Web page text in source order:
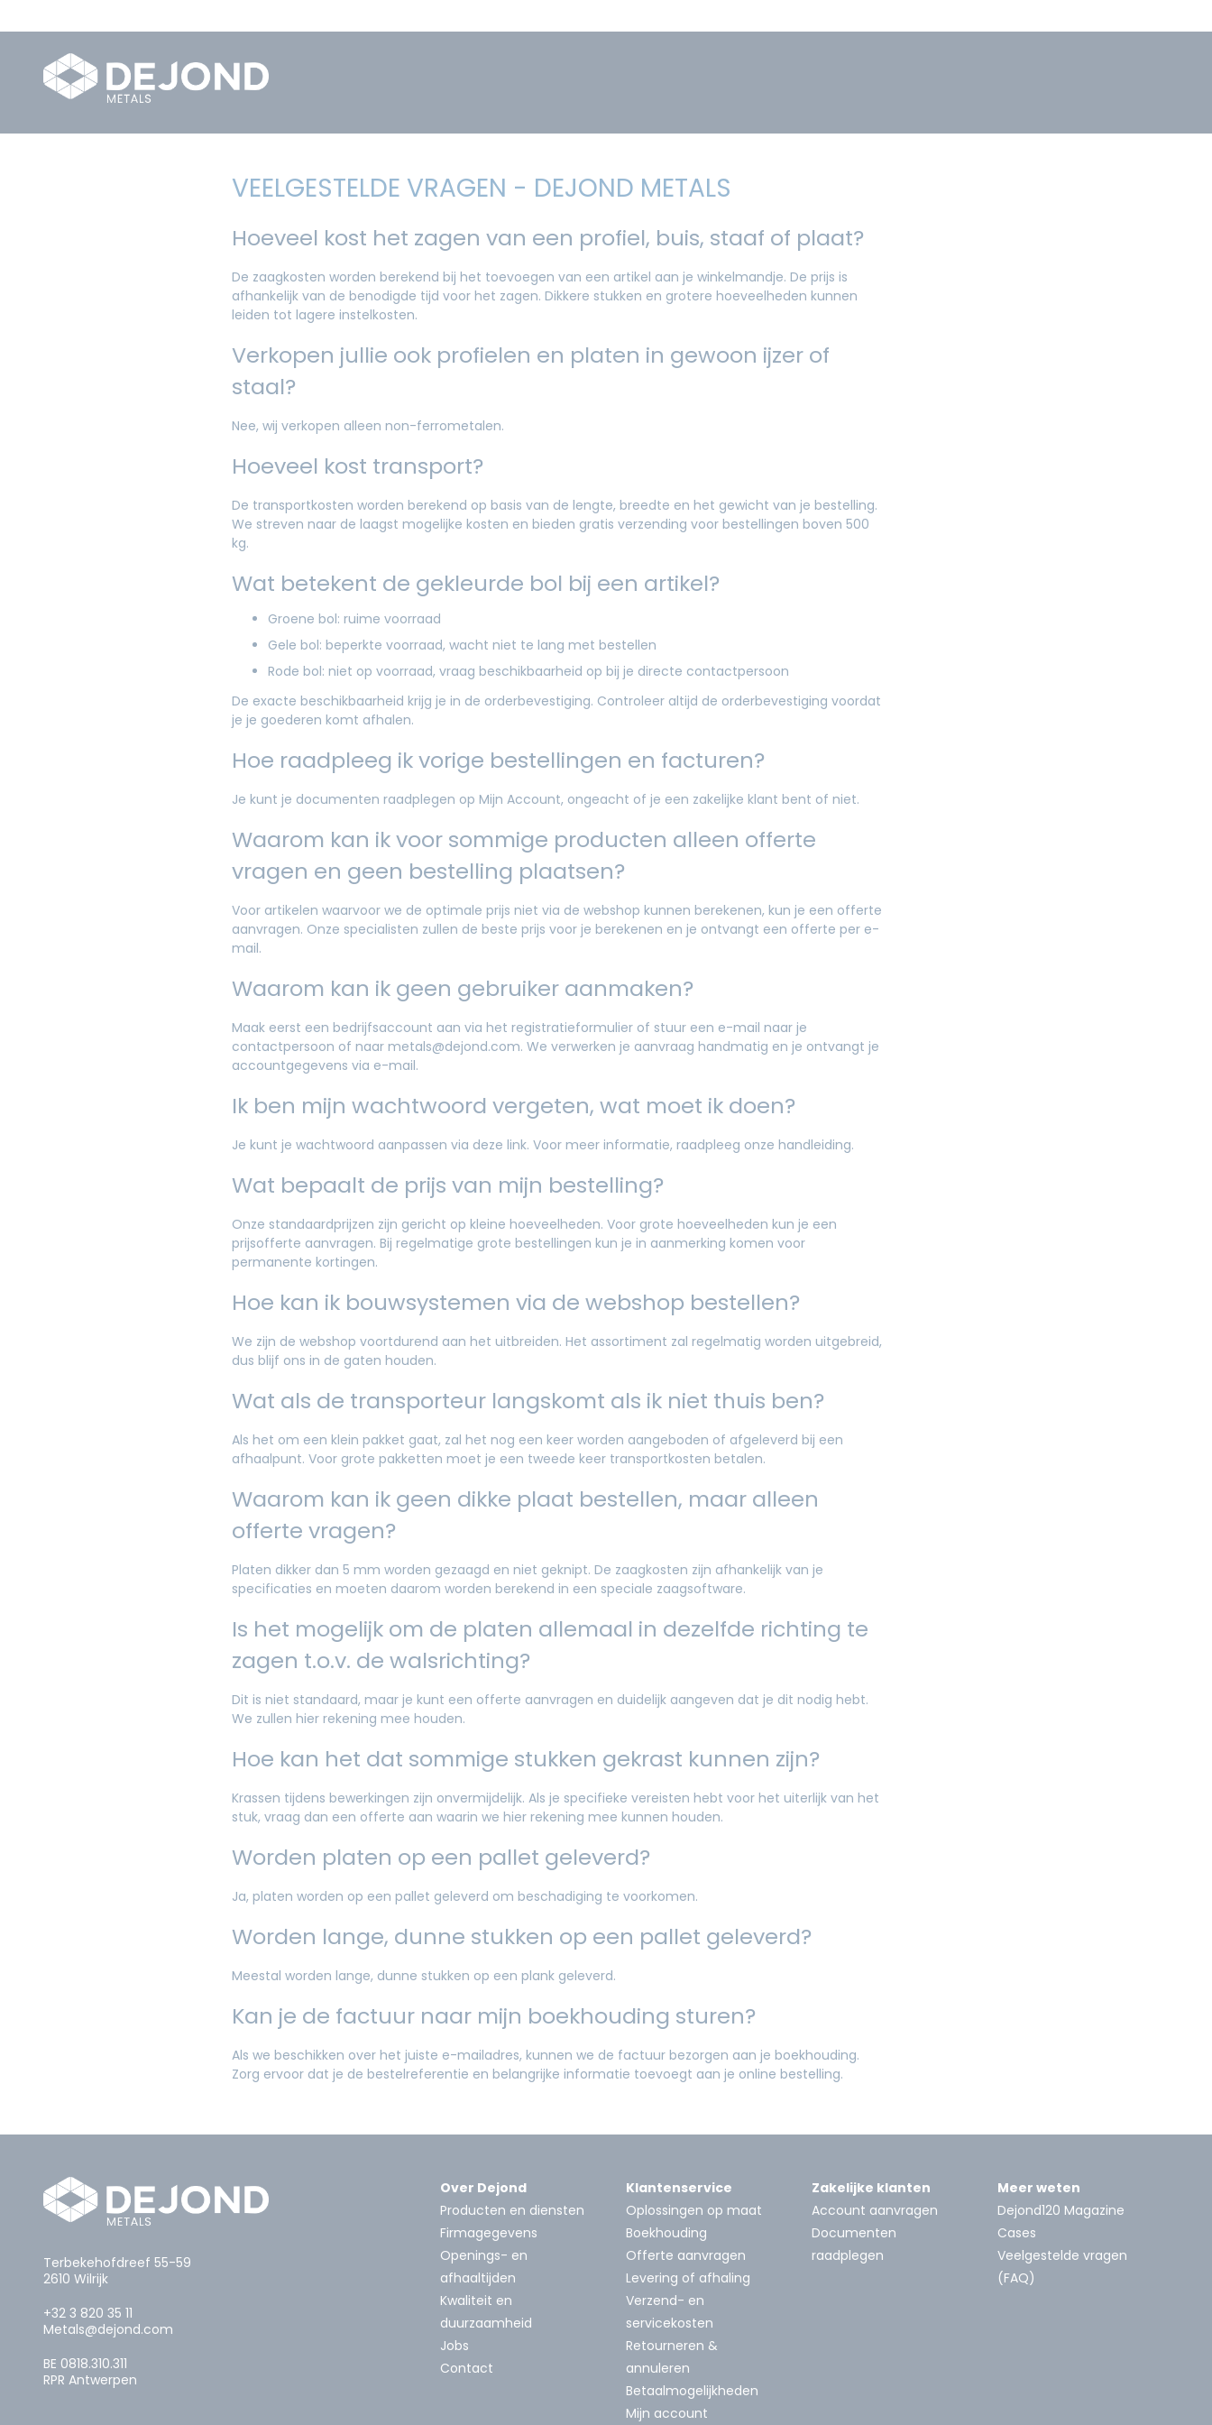
VEELGESTELDE VRAGEN - DEJOND METALS
Hoeveel kost het zagen van een profiel, buis, staaf of plaat?
De zaagkosten worden berekend bij het toevoegen van een artikel aan je winkelmandje. De prijs is
afhankelijk van de benodigde tijd voor het zagen. Dikkere stukken en grotere hoeveelheden kunnen
leiden tot lagere instelkosten.
Verkopen jullie ook profielen en platen in gewoon ijzer of
staal?
Nee, wij verkopen alleen non-ferrometalen.
Hoeveel kost transport?
De transportkosten worden berekend op basis van de lengte, breedte en het gewicht van je bestelling.
We streven naar de laagst mogelijke kosten en bieden gratis verzending voor bestellingen boven 500
kg.
Wat betekent de gekleurde bol bij een artikel?
Groene bol: ruime voorraad
Gele bol: beperkte voorraad, wacht niet te lang met bestellen
Rode bol: niet op voorraad, vraag beschikbaarheid op bij je directe contactpersoon
De exacte beschikbaarheid krijg je in de orderbevestiging. Controleer altijd de orderbevestiging voordat
je je goederen komt afhalen.
Hoe raadpleeg ik vorige bestellingen en facturen?
Je kunt je documenten raadplegen op Mijn Account, ongeacht of je een zakelijke klant bent of niet.
Waarom kan ik voor sommige producten alleen offerte
vragen en geen bestelling plaatsen?
Voor artikelen waarvoor we de optimale prijs niet via de webshop kunnen berekenen, kun je een offerte
aanvragen. Onze specialisten zullen de beste prijs voor je berekenen en je ontvangt een offerte per e-
mail.
Waarom kan ik geen gebruiker aanmaken?
Maak eerst een bedrijfsaccount aan via het registratieformulier of stuur een e-mail naar je
contactpersoon of naar metals@dejond.com. We verwerken je aanvraag handmatig en je ontvangt je
accountgegevens via e-mail.
Ik ben mijn wachtwoord vergeten, wat moet ik doen?
Je kunt je wachtwoord aanpassen via deze link. Voor meer informatie, raadpleeg onze handleiding.
Wat bepaalt de prijs van mijn bestelling?
Onze standaardprijzen zijn gericht op kleine hoeveelheden. Voor grote hoeveelheden kun je een
prijsofferte aanvragen. Bij regelmatige grote bestellingen kun je in aanmerking komen voor
permanente kortingen.
Hoe kan ik bouwsystemen via de webshop bestellen?
We zijn de webshop voortdurend aan het uitbreiden. Het assortiment zal regelmatig worden uitgebreid,
dus blijf ons in de gaten houden.
Wat als de transporteur langskomt als ik niet thuis ben?
Als het om een klein pakket gaat, zal het nog een keer worden aangeboden of afgeleverd bij een
afhaalpunt. Voor grote pakketten moet je een tweede keer transportkosten betalen.
Waarom kan ik geen dikke plaat bestellen, maar alleen
offerte vragen?
Platen dikker dan 5 mm worden gezaagd en niet geknipt. De zaagkosten zijn afhankelijk van je
specificaties en moeten daarom worden berekend in een speciale zaagsoftware.
Is het mogelijk om de platen allemaal in dezelfde richting te
zagen t.o.v. de walsrichting?
Dit is niet standaard, maar je kunt een offerte aanvragen en duidelijk aangeven dat je dit nodig hebt.
We zullen hier rekening mee houden.
Hoe kan het dat sommige stukken gekrast kunnen zijn?
Krassen tijdens bewerkingen zijn onvermijdelijk. Als je specifieke vereisten hebt voor het uiterlijk van het
stuk, vraag dan een offerte aan waarin we hier rekening mee kunnen houden.
Worden platen op een pallet geleverd?
Ja, platen worden op een pallet geleverd om beschadiging te voorkomen.
Worden lange, dunne stukken op een pallet geleverd?
Meestal worden lange, dunne stukken op een plank geleverd.
Kan je de factuur naar mijn boekhouding sturen?
Als we beschikken over het juiste e-mailadres, kunnen we de factuur bezorgen aan je boekhouding.
Zorg ervoor dat je de bestelreferentie en belangrijke informatie toevoegt aan je online bestelling.
Terbekehofdreef 55-59
2610 Wilrijk
+32 3 820 35 11
Metals@dejond.com
BE 0818.310.311
RPR Antwerpen
Over Dejond
Producten en diensten
Firmagegevens
Openings- en
afhaaltijden
Kwaliteit en
duurzaamheid
Jobs
Contact
Klantenservice
Oplossingen op maat
Boekhouding
Offerte aanvragen
Levering of afhaling
Verzend- en
servicekosten
Retourneren &
annuleren
Betaalmogelijkheden
Mijn account
Zakelijke klanten
Account aanvragen
Documenten
raadplegen
Meer weten
Dejond120 Magazine
Cases
Veelgestelde vragen
(FAQ)